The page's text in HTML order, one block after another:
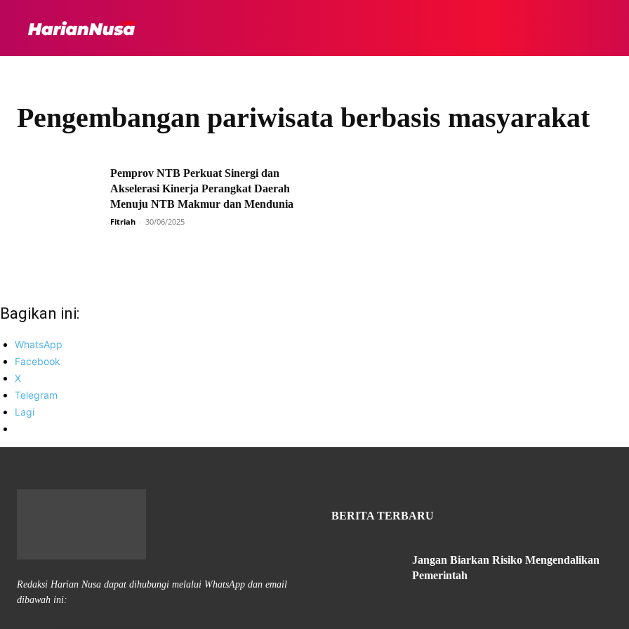
Pengembangan pariwisata berbasis masyarakat
Pemprov NTB Perkuat Sinergi dan
Akselerasi Kinerja Perangkat Daerah
Menuju NTB Makmur dan Mendunia
Fitriah - 30/06/2025
Bagikan ini:
WhatsApp
Facebook
X
Telegram
Lagi
Redaksi Harian Nusa dapat dihubungi melalui WhatsApp dan email
dibawah ini:
BERITA TERBARU
Jangan Biarkan Risiko Mengendalikan
Pemerintah